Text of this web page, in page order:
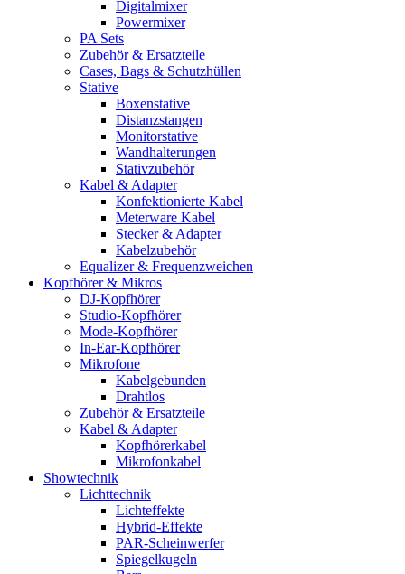
Digitalmixer
Powermixer
PA Sets
Zubehör & Ersatzteile
Cases, Bags & Schutzhüllen
Stative
Boxenstative
Distanzstangen
Monitorstative
Wandhalterungen
Stativzubehör
Kabel & Adapter
Konfektionierte Kabel
Meterware Kabel
Stecker & Adapter
Kabelzubehör
Equalizer & Frequenzweichen
Kopfhörer & Mikros
DJ-Kopfhörer
Studio-Kopfhörer
Mode-Kopfhörer
In-Ear-Kopfhörer
Mikrofone
Kabelgebunden
Drahtlos
Zubehör & Ersatzteile
Kabel & Adapter
Kopfhörerkabel
Mikrofonkabel
Showtechnik
Lichttechnik
Lichteffekte
Hybrid-Effekte
PAR-Scheinwerfer
Spiegelkugeln